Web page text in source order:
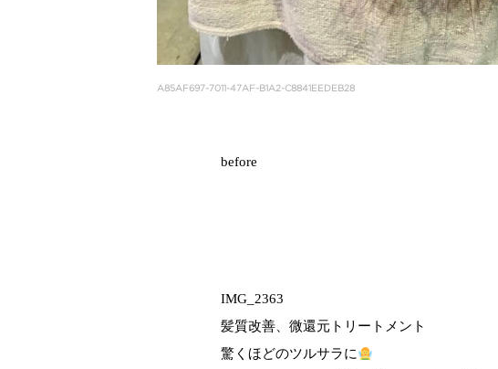
A85AF697-7011-47AF-B1A2-C8841EEDEB28
before
IMG_2363
髪質改善、微還元トリートメント
驚くほどのツルサラに